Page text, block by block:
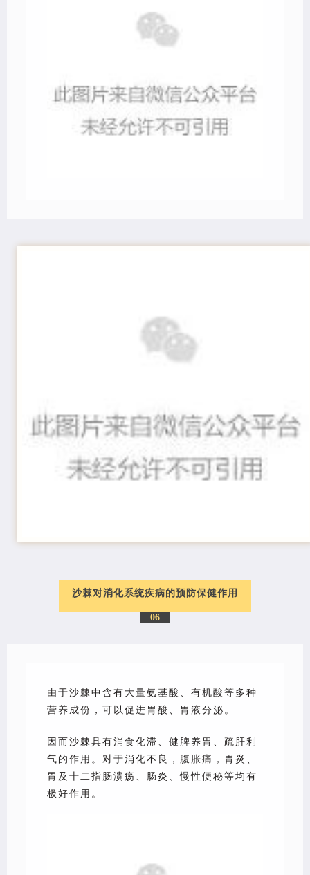
沙棘对消化系统疾病的预防保健作用
06
由于沙棘中含有大量氨基酸、有机酸等多种
营养成份，可以促进胃酸、胃液分泌。
因而沙棘具有消食化滞、健脾养胃、疏肝利
气的作用。对于消化不良，腹胀痛，胃炎、
胃及十二指肠溃疡、肠炎、慢性便秘等均有
极好作用。